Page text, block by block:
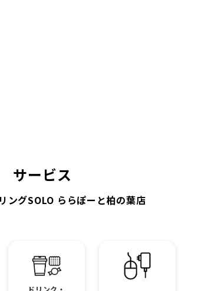
サービス
ングSOLO ららぽーと柏の葉店
ドリンク・